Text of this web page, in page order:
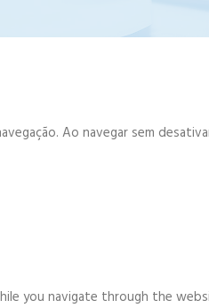
Ao navegar sem
you navigate through the